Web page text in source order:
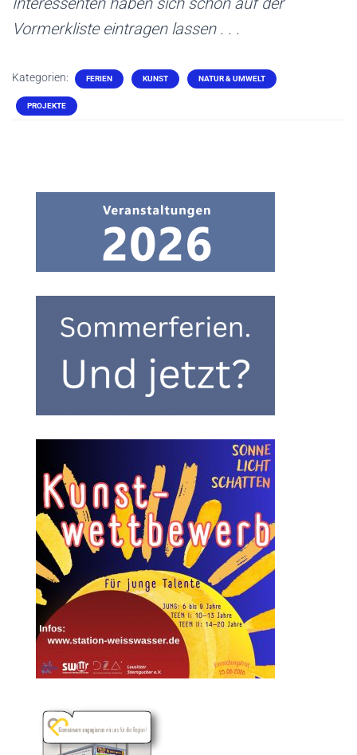
Vormerkliste eintragen lassen . . .
Kategorien: FERIEN KUNST NATUR & UMWELT
PROJEKTE